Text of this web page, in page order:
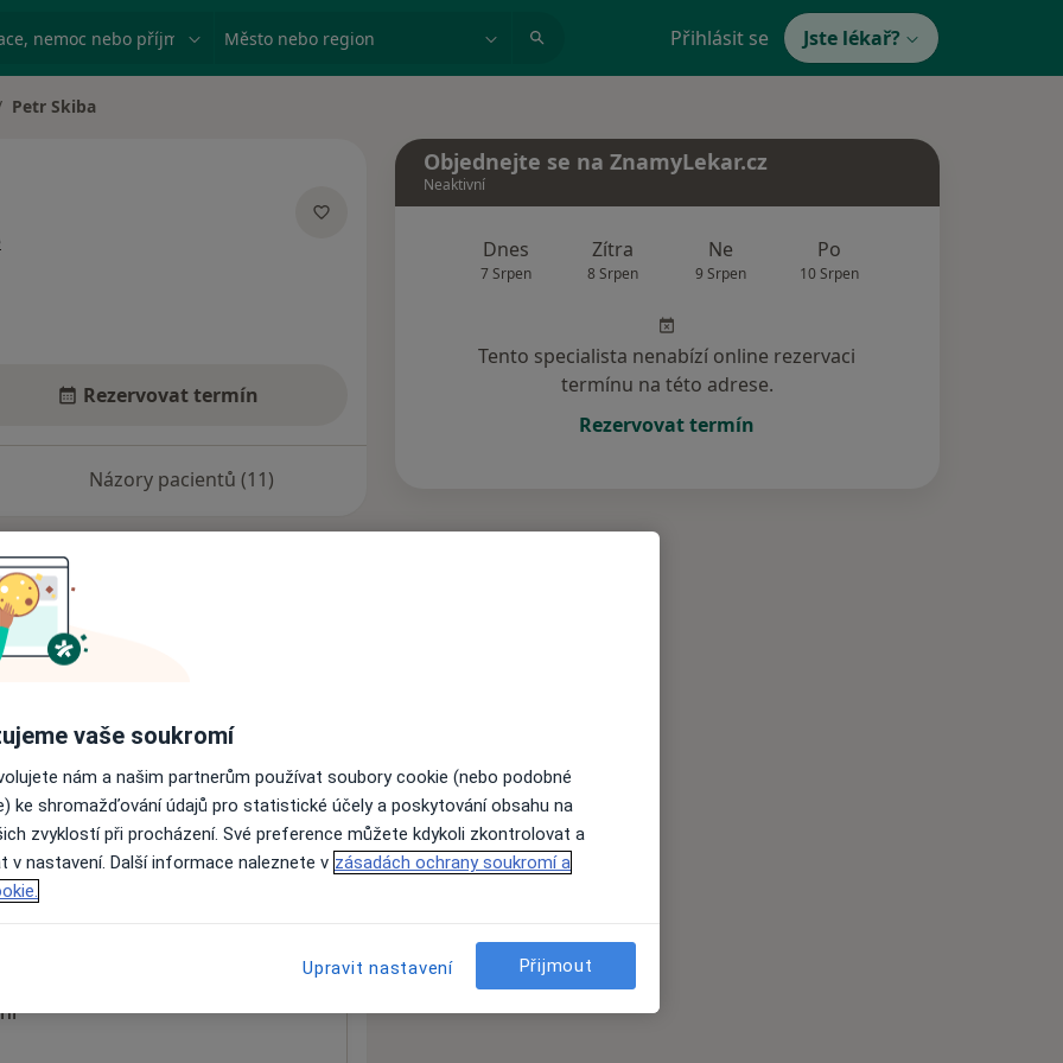
nemoc nebo příjmení Město nebo region Přihlásit se Jste lékař?
města
Petr Skiba
Rezervovat termín
Názory pacientů (11)
nejsou k dispozici
informace o svých službách.
Objednejte se na ZnamyLekar.cz
Neaktivní
Dnes
7 Srpen
Zítra
8 Srpen
Ne
9 Srpen
Po
10 Srpen
Tento specialista nenabízí online rezervaci
termínu na této adrese.
Rezervovat termín
vaše soukromí
nám a našim partnerům používat soubory cookie (nebo podobné
ke shromažďování údajů pro statistické účely a poskytování obsahu na
zvyklostí při procházení. Své preference můžete kdykoli zkontrolovat a
v nastavení. Další informace naleznete v zásadách ochrany soukromí a
Upravit nastavení Přijmout